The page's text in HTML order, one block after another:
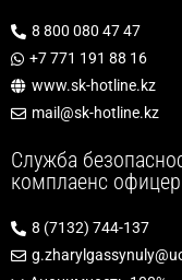
8 800 080 47 47
+7 771 191 88 16
www.sk-hotline.kz
mail@sk-hotline.kz
Служба
комплаенс офицер
8 (7132) 744-137